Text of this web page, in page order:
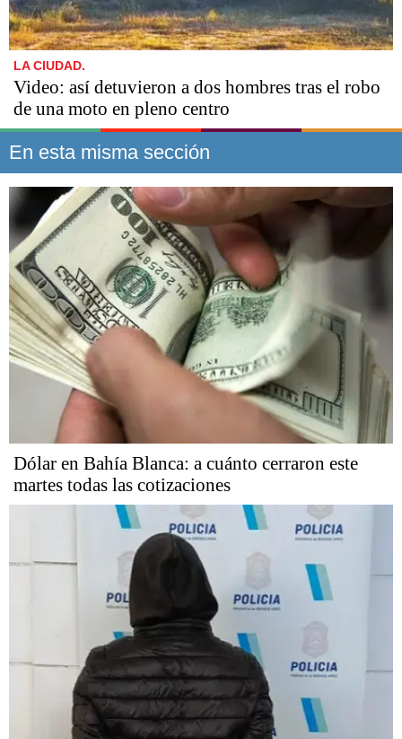
LA CIUDAD.
Video: así detuvieron a dos hombres tras el robo
de una moto en pleno centro
En esta misma sección
Dólar en Bahía Blanca: a cuánto cerraron este
martes todas las cotizaciones